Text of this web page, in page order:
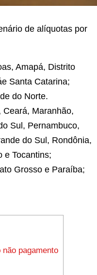
de alíquotas por
Amapá, Distrito
Santa Catarina;
do Norte.
Maranhão,
Sul, Pernambuco,
do Sul, Rondônia,
e Tocantins;
Grosso e Paraíba;
pagamento